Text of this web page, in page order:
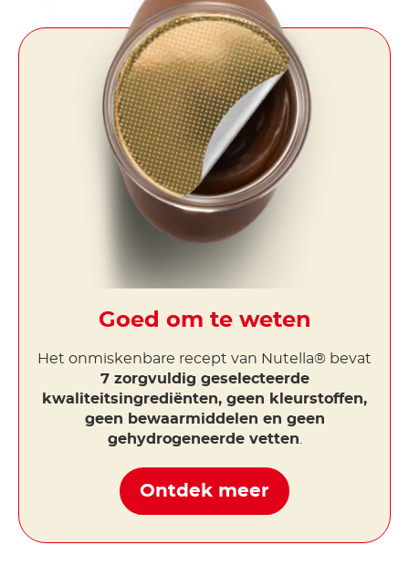
Goed om te weten
Het onmiskenbare recept van Nutella® bevat
7 zorgvuldig geselecteerde
kwaliteitsingrediënten, geen kleurstoffen,
geen bewaarmiddelen en geen
gehydrogeneerde vetten.
Ontdek meer